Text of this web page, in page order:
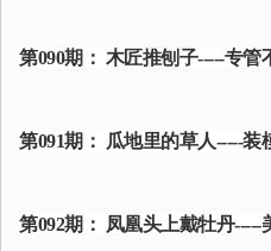
第090期： 木匠推刨子-----专管
第091期： 瓜地里的草人-----装
第092期： 凤凰头上戴牡丹-----